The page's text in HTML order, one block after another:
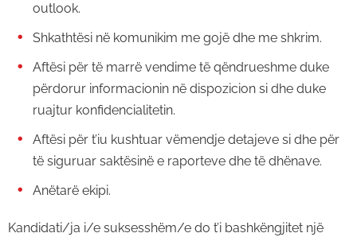
outlook.
Shkathtësi në komunikim me gojë dhe me shkrim.
Aftësi për të marrë vendime të qëndrueshme duke
përdorur informacionin në dispozicion si dhe duke
ruajtur konfidencialitetin.
Aftësi për t’iu kushtuar vëmendje detajeve si dhe për
të siguruar saktësinë e raporteve dhe të dhënave.
Anëtarë ekipi.
Kandidati/ja i/e suksesshëm/e do t’i bashkëngjitet një